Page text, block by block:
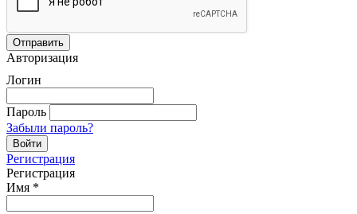
Авторизация
Логин
Пароль
Забыли пароль?
Регистрация
Регистрация
Имя *